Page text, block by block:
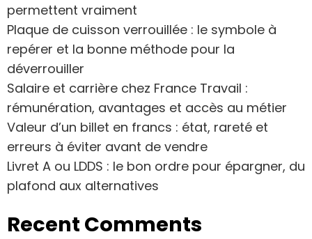
permettent vraiment
Plaque de cuisson verrouillée : le symbole à
repérer et la bonne méthode pour la
déverrouiller
Salaire et carrière chez France Travail :
rémunération, avantages et accès au métier
Valeur d’un billet en francs : état, rareté et
erreurs à éviter avant de vendre
Livret A ou LDDS : le bon ordre pour épargner, du
plafond aux alternatives
Recent Comments